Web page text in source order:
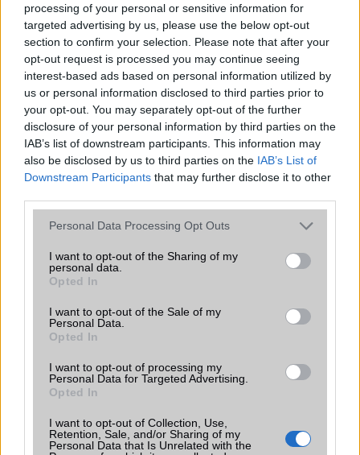
processing of your personal or sensitive information for
targeted advertising by us, please use the below opt-out
section to confirm your selection. Please note that after your
opt-out request is processed you may continue seeing
interest-based ads based on personal information utilized by
us or personal information disclosed to third parties prior to
your opt-out. You may separately opt-out of the further
disclosure of your personal information by third parties on the
IAB’s list of downstream participants. This information may
also be disclosed by us to third parties on the IAB’s List of
Downstream Participants that may further disclose it to other
Please note that this website/app uses one or more Google
not limited to your visit or usage behaviour. You may click to
grant or deny consent to Google and its third-party tags to
use your data for below specified purposes in below Google
consent section.
Personal Data Processing Opt Outs
I want to opt-out of the Sharing of my
personal data.
Opted In
I want to opt-out of the Sale of my
Personal Data.
Opted In
I want to opt-out of processing my
Personal Data for Targeted Advertising.
Opted In
I want to opt-out of Collection, Use,
Retention, Sale, and/or Sharing of my
Personal Data that Is Unrelated with the
Mennyibe kerül
Keressen a telefonboltok ajánlatai között!
TELEFONOK GYORSLISTA
Márka :
HÍRLEVÉL